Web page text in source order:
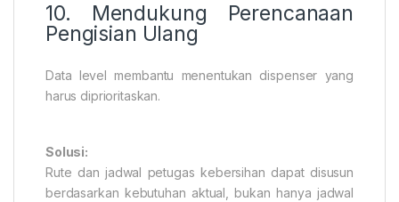
10. Mendukung Perencanaan
Pengisian Ulang
Data level membantu menentukan dispenser yang
harus diprioritaskan.
Solusi:
Rute dan jadwal petugas kebersihan dapat disusun
berdasarkan kebutuhan aktual, bukan hanya jadwal